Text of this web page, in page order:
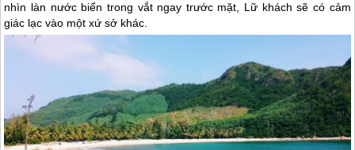
nhìn làn nước biển trong vắt ngay trước mặt, Lữ khách sẽ có cảm
giác lạc vào một xứ sở khác.